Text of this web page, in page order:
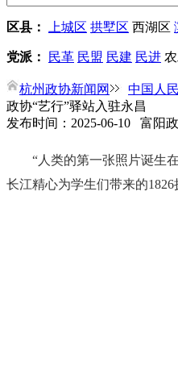
区县： 上城区 拱墅区 西湖区
党派： 民革 民盟 民建 民进
杭州政协新闻网 中国人
政协“艺行”驿站入驻永昌
发布时间：2025-06-10 富阳
“人类的第一张照片诞生
长江精心为学生们带来的